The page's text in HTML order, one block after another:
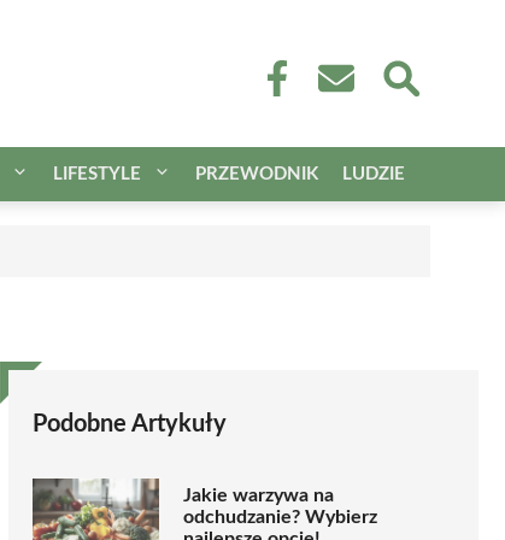
LIFESTYLE PRZEWODNIK LUDZIE
Podobne Artykuły
Jakie warzywa na
odchudzanie? Wybierz